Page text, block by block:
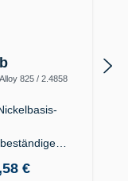
825 / 2.4858
€